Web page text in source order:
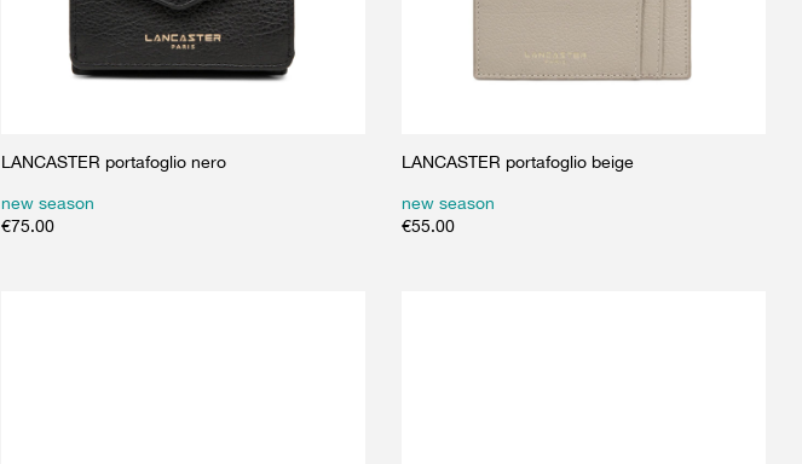
LANCASTER portafoglio nero
new season
€75.00
LANCASTER portafoglio beige
new season
€55.00